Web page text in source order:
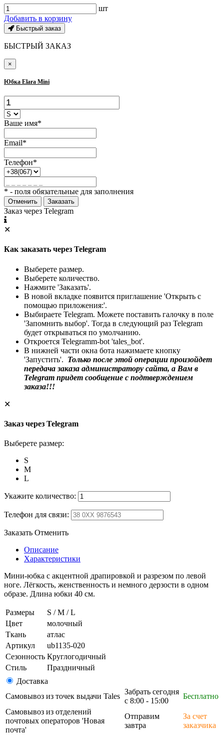
шт
Добавить в корзину
Быстрый заказ
БЫСТРЫЙ ЗАКАЗ
×
Юбка Elara Mini
Ваше имя*
Email*
Телефон*
* - поля обязательные для заполнения
Отменить Заказать
Заказ через Telegram
✕
Как заказать через Telegram
Выберете размер.
Выберете количество.
Нажмите 'Заказать'.
В новой вкладке появится приглашение 'Открыть с
помощью приложения:'.
Выбираете Telegram. Можете поставить галочку в поле
'Запомнить выбор'. Тогда в следующий раз Telegram
будет открываться по умолчанию.
Откроется Telegramm-bot 'tales_bot'.
В нижней части окна бота нажимаете кнопку
'Запустить'. Только после этой операции произойдет
передача заказа администратору сайта, а Вам в
Telegram придет сообщение с подтверждением
заказа!!!
✕
Заказ через Telegram
Выберете размер:
S
M
L
Укажите количество:
Телефон для связи:
Заказать Отменить
Описание
Характеристики
Мини-юбка с акцентной драпировкой и разрезом по левой
ноге. Лёгкость, женственность и немного дерзости в одном
образе. Длина юбки 40 см.
Размеры
S / M / L
Цвет
молочный
Ткань
атлас
Артикул
ub1135-020
Сезонность Круглогодичный
Стиль
Праздничный
Доставка
Самовывоз из точек выдачи Tales
Забрать сегодня
с 8:00 - 15:00
Бесплатно
Самовывоз из отделений
почтовых операторов 'Новая
почта'
Отправим
завтра
За счет
заказчика